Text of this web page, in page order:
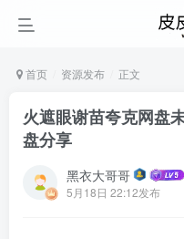
首页 资源发布 正文
火遮眼谢苗夸克网盘
盘分享
黑衣大哥哥
5月18日 22:12发布